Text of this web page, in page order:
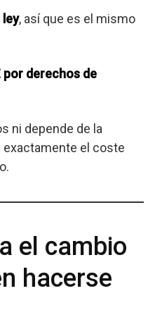
ley, así que es el mismo
por derechos de
ni depende de la
el coste
el cambio
hacerse